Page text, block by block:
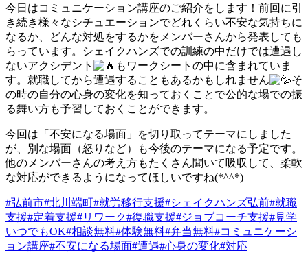
今日はコミュニケーション講座のご紹介をします！前回に引
き続き様々なシチュエーションでどれくらい不安な気持ちに
なるか、どんな対処をするかをメンバーさんから発表しても
らっています。シェイクハンズでの訓練の中だけでは遭遇し
ないアクシデント
もワークシートの中に含まれていま
す。就職してから遭遇することもあるかもしれません
そ
の時の自分の心身の変化を知っておくことで公的な場での振
る舞い方も予習しておくことができます。
今回は「不安になる場面」を切り取ってテーマにしました
が、別な場面（怒りなど）も今後のテーマになる予定です。
他のメンバーさんの考え方もたくさん聞いて吸収して、柔軟
な対応ができるようになってほしいですね(*^^*)
#弘前市#北川端町#就労移行支援#シェイクハンズ弘前#就職
支援#定着支援#リワーク#復職支援#ジョブコーチ支援#見学
いつでもOK#相談無料#体験無料#弁当無料#コミュニケーシ
ョン講座#不安になる場面#遭遇#心身の変化#対応